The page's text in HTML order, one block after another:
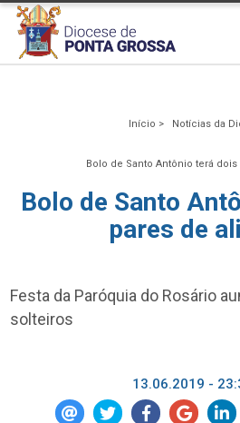
Início > Notícias da
Bolo de Santo Antônio terá
Bolo de Santo
pares de
Festa da Paróquia do Rosário
solteiros
13.06.2019 -